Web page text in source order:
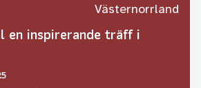
Västernorrland
en inspirerande träff i